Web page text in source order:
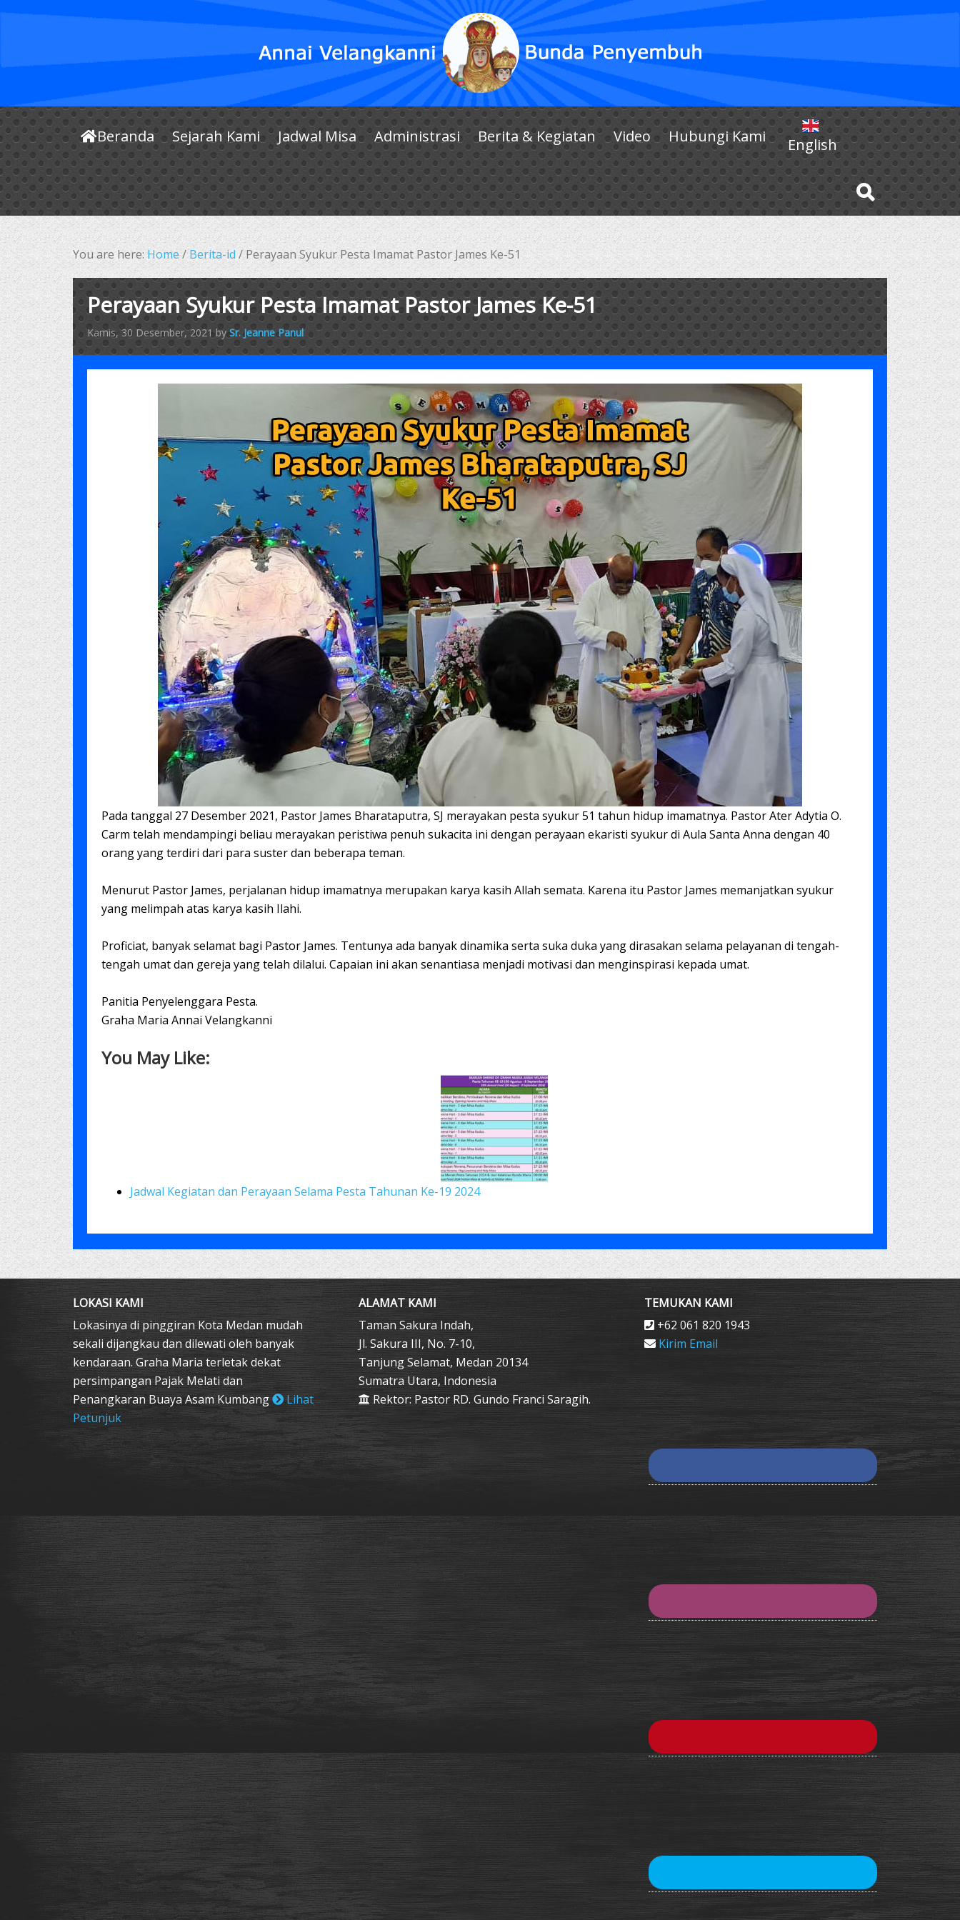
Beranda Sejarah Kami Jadwal Misa Administrasi Berita & Kegiatan Video Hubungi Kami English
You are here:Home/ Berita-id/Perayaan Syukur Pesta Imamat Pastor James Ke-51
Perayaan Syukur Pesta Imamat Pastor James Ke-51
Kamis, 30 Desember, 2021 bySr. Jeanne Panul
Pada tanggal 27 Desember 2021, Pastor James Bharataputra, SJ merayakan pesta syukur 51 tahun hidup imamatnya. Pastor Ater Adytia O.
Carm telah mendampingi beliau merayakan peristiwa penuh sukacita ini dengan perayaan ekaristi syukur di Aula Santa Anna dengan 40
orang yang terdiri dari para suster dan beberapa teman.
Menurut Pastor James, perjalanan hidup imamatnya merupakan karya kasih Allah semata. Karena itu Pastor James memanjatkan syukur
yang melimpah atas karya kasih Ilahi.
Proficiat, banyak selamat bagi Pastor James. Tentunya ada banyak dinamika serta suka duka yang dirasakan selama pelayanan di tengah-
tengah umat dan gereja yang telah dilalui. Capaian ini akan senantiasa menjadi motivasi dan menginspirasi kepada umat.
Panitia Penyelenggara Pesta.
Graha Maria Annai Velangkanni
You May Like:
Jadwal Kegiatan dan Perayaan Selama Pesta Tahunan Ke-19 2024
LOKASI KAMI
Lokasinya di pinggiran Kota Medan mudah
sekali dijangkau dan dilewati oleh banyak
kendaraan. Graha Maria terletak dekat
persimpangan Pajak Melati dan
Penangkaran Buaya Asam Kumbang
Lihat
Petunjuk
ALAMAT KAMI
Taman Sakura Indah,
Jl. Sakura III, No. 7-10,
Tanjung Selamat, Medan 20134
Sumatra Utara, Indonesia
Rektor: Pastor RD. Gundo Franci Saragih.
TEMUKAN KAMI
+62 061 820 1943
Kirim Email